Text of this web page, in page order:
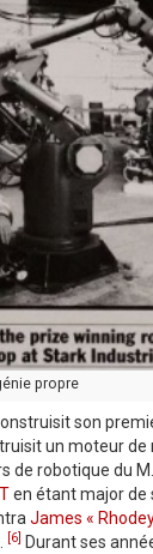
propre
son
un moteur de
de robotique du
en étant major de
James «
[6]
Durant ses